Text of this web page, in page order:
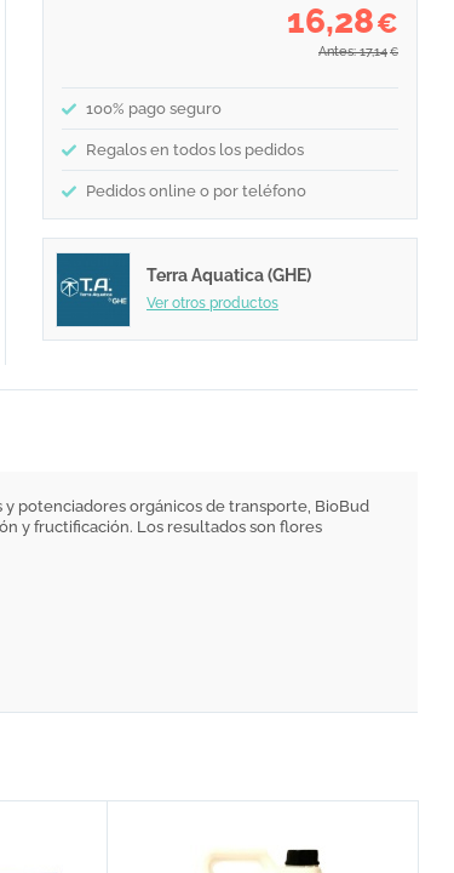
16,28€
Antes: 17,14 €
100% pago seguro
Regalos en todos los pedidos
Pedidos online o por teléfono
Terra Aquatica (GHE)
Ver otros productos
potenciadores orgánicos de transporte, BioBud
y fructificación. Los resultados son flores